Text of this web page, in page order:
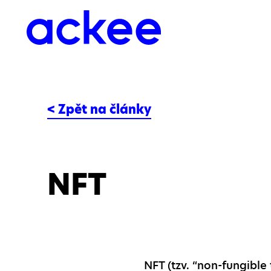
< Zpět na články
NFT
NFT (tzv. “non-